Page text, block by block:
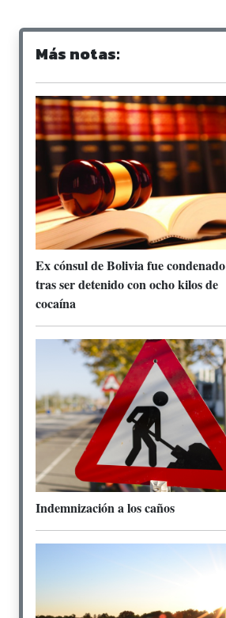
Más notas:
Ex cónsul de Bolivia fue condenado
tras ser detenido con ocho kilos de
cocaína
Indemnización a los caños